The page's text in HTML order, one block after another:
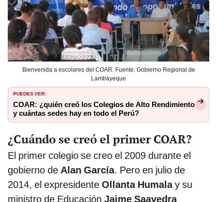
Bienvenida a escolares del COAR. Fuente: Gobierno Regional de
Lambayeque
PUEDES VER:
COAR: ¿quién creó los Colegios de Alto Rendimiento
y cuántas sedes hay en todo el Perú?
¿Cuándo se creó el primer COAR?
El primer colegio se creo el 2009 durante el
gobierno de Alan García. Pero en julio de
2014, el expresidente Ollanta Humalay su
ministro de Educación Jaime Saavedra